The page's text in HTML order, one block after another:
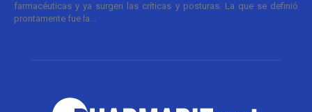
farmacéuticas y ya surgen las críticas y posturas. La que se definió
prontamente fue la...